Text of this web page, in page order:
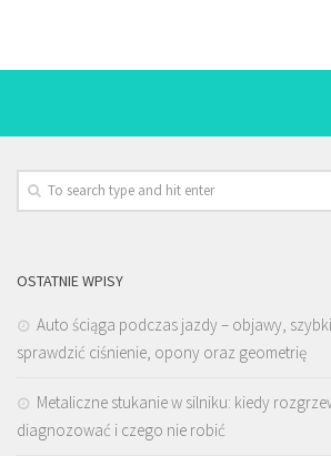
OSTATNIE WPISY
Auto ściąga podczas jazdy – objawy,
sprawdzić ciśnienie, opony oraz geometrię
Metaliczne stukanie w silniku: kiedy
diagnozować i czego nie robić